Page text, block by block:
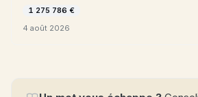
1 275 786 €
4 août 2026